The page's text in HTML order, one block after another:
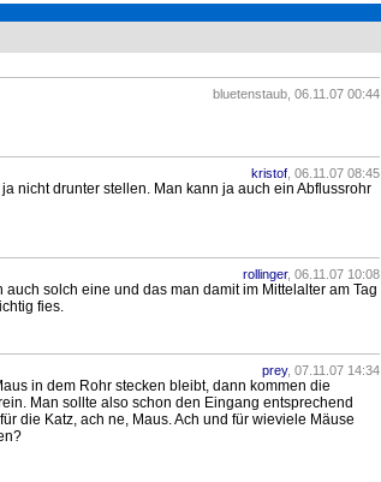
bluetenstaub, 06.11.07 00:44
kristof , 06.11.07 08:45
nicht drunter stellen. Man kann ja auch ein Abflussrohr
rollinger, 06.11.07 10:08
solch eine und das man damit im Mittelalter am Tag
fies.
prey, 07.11.07 14:34
in dem Rohr stecken bleibt, dann kommen die
Man sollte also schon den Eingang entsprechend
die Katz, ach ne, Maus. Ach und für wieviele Mäuse